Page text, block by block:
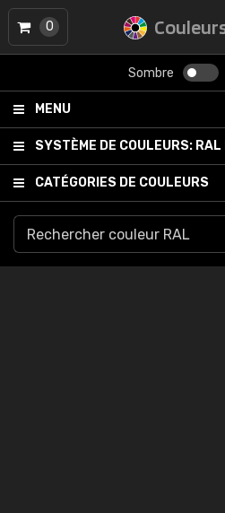
Sombre
MENU
SYSTÈME DE COULEURS:
CATÉGORIES DE COULEURS
0